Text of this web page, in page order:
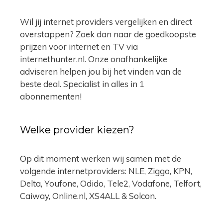
Wil jij internet providers vergelijken en direct
overstappen? Zoek dan naar de goedkoopste
prijzen voor internet en TV via
internethunter.nl. Onze onafhankelijke
adviseren helpen jou bij het vinden van de
beste deal. Specialist in alles in 1
abonnementen!
Welke provider kiezen?
Op dit moment werken wij samen met de
volgende internetproviders: NLE, Ziggo, KPN,
Delta, Youfone, Odido, Tele2, Vodafone, Telfort,
Caiway, Online.nl, XS4ALL & Solcon.